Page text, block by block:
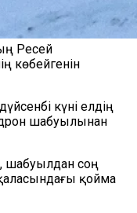
Ресей
көбейгенін
күні елдің
дрон шабуылынан
шабуылдан соң
қойма